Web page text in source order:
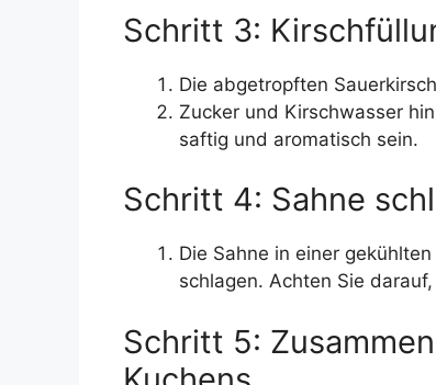
Schritt 3:
Die abgetropften
Zucker und Kirschwasser
saftig und aromatisch sein.
Schritt 4: Sahne
Die Sahne in einer
schlagen. Achten Sie
Schritt 5: